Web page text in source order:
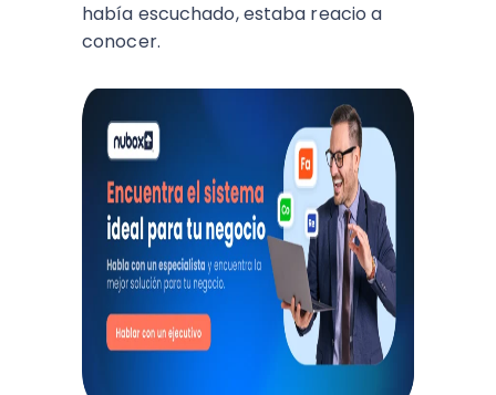
había escuchado, estaba reacio a
conocer.